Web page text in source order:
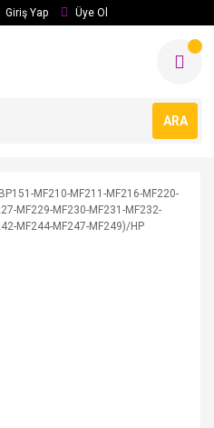
Giriş Yap Üye Ol
ARA